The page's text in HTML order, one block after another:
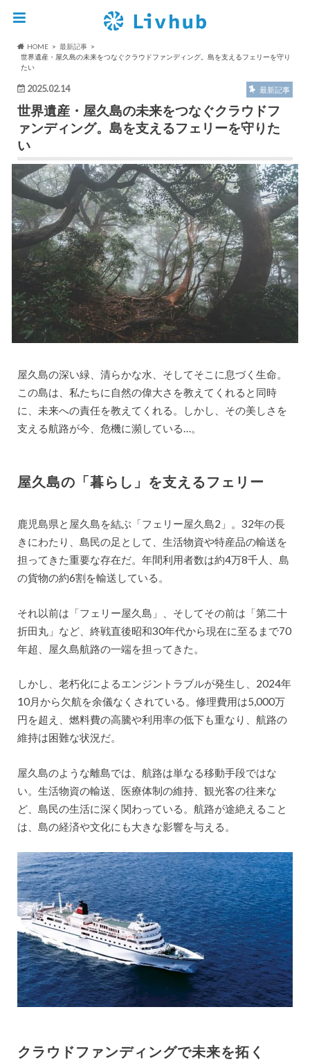
HOME
最新記事
世界遺産・屋久島の未来をつなぐクラウドファンディング。島を支えるフェリーを守り
たい
2025.02.14 最新記事
世界遺産・屋久島の未来をつなぐクラウドフ
ァンディング。島を支えるフェリーを守りた
い
屋久島の深い緑、清らかな水、そしてそこに息づく生命。
この島は、私たちに自然の偉大さを教えてくれると同時
に、未来への責任を教えてくれる。しかし、その美しさを
支える航路が今、危機に瀕している…。
屋久島の「暮らし」を支えるフェリー
鹿児島県と屋久島を結ぶ「フェリー屋久島2」。32年の長
きにわたり、島民の足として、生活物資や特産品の輸送を
担ってきた重要な存在だ。年間利用者数は約4万8千人、島
の貨物の約6割を輸送している。
それ以前は「フェリー屋久島」、そしてその前は「第二十
折田丸」など、終戦直後昭和30年代から現在に至るまで70
年超、屋久島航路の一端を担ってきた。
しかし、老朽化によるエンジントラブルが発生し、2024年
10月から欠航を余儀なくされている。修理費用は5,000万
円を超え、燃料費の高騰や利用率の低下も重なり、航路の
維持は困難な状況だ。
屋久島のような離島では、航路は単なる移動手段ではな
い。生活物資の輸送、医療体制の維持、観光客の往来な
ど、島民の生活に深く関わっている。航路が途絶えること
は、島の経済や文化にも大きな影響を与える。
クラウドファンディングで未来を拓く